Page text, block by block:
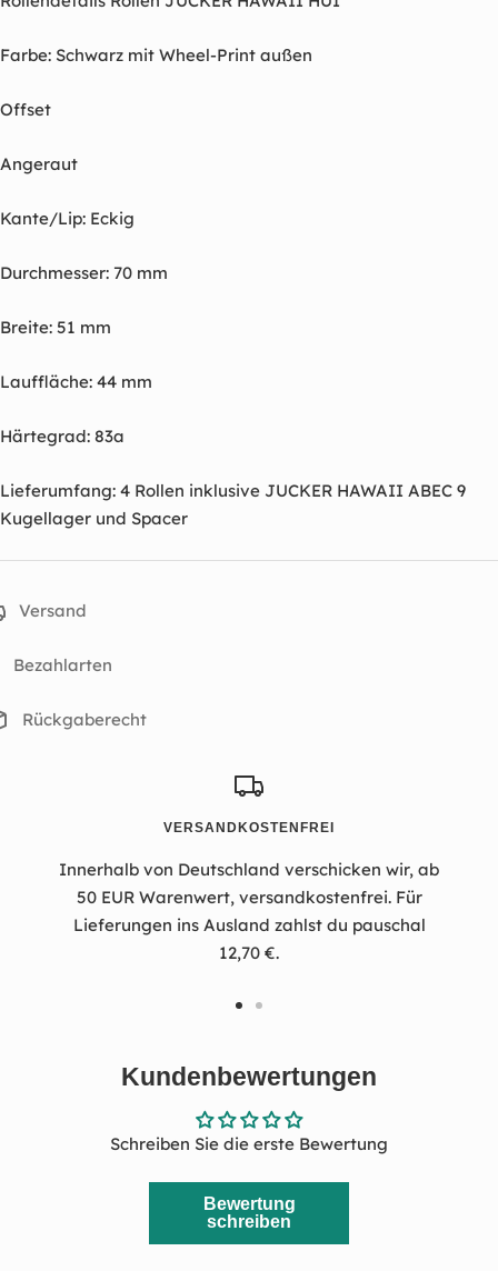
Farbe: Schwarz mit Wheel-Print außen
Offset
Angeraut
Kante/Lip: Eckig
Durchmesser: 70 mm
Breite: 51 mm
Lauffläche: 44 mm
Härtegrad: 83a
Lieferumfang: 4 Rollen inklusive JUCKER HAWAII ABEC 9
Kugellager und Spacer
Versand
Bezahlarten
Rückgaberecht
VERSANDKOSTENFREI
Innerhalb von Deutschland verschicken wir, ab
50 EUR Warenwert, versandkostenfrei. Für
Lieferungen ins Ausland zahlst du pauschal
12,70 €.
1 2
Kundenbewertungen
Schreiben Sie die erste Bewertung
Bewertung
schreiben